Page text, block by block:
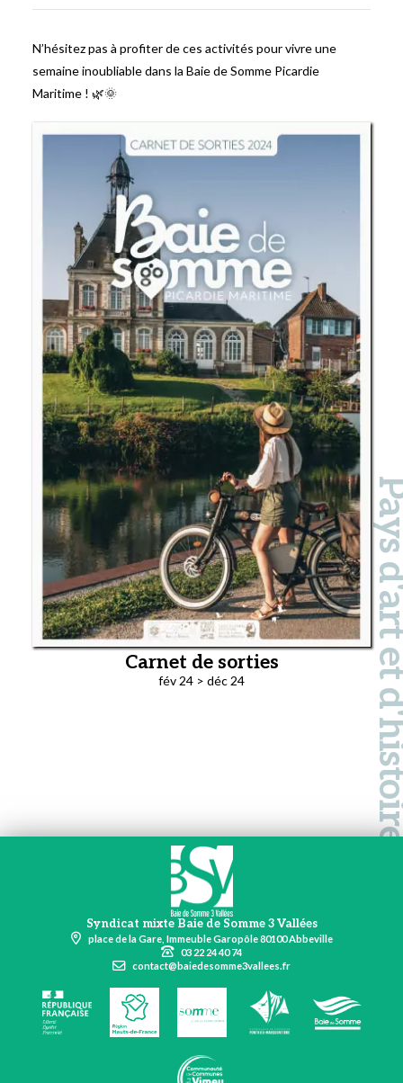
N’hésitez pas à profiter de ces activités pour vivre une
semaine inoubliable dans la Baie de Somme Picardie
Maritime ! 🌿🌞
Carnet de sorties
fév 24 > déc 24 Pays
Syndicat mixte Baie de Somme 3 Vallées
place de la Gare, Immeuble Garopôle 80100 Abbeville
03 22 24 40 74
contact@baiedesomme3vallees.fr